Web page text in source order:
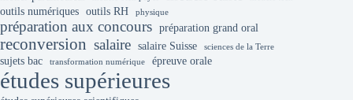
outils numériques outils RH physique
préparation aux concours préparation grand oral
reconversion salaire salaire Suisse sciences de la Terre
sujets bac transformation numérique épreuve orale
études supérieures